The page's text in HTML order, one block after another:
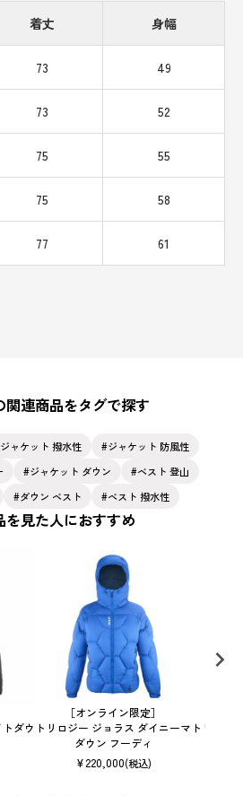
着丈 身幅
73 49
73 52
75 55
75 58
77 61
関連商品をタグで探す
ジャケット 撥水性
ジャケット 防風性
ジャケット ダウン
ベスト 登山
ダウン ベスト ベスト 撥水性
を見た人におすすめ
ダウ
［オンライン限定］
トリロジー ジョラス ダイニーマ
ダウン フーディ
¥220,000(税込)
トリロジ